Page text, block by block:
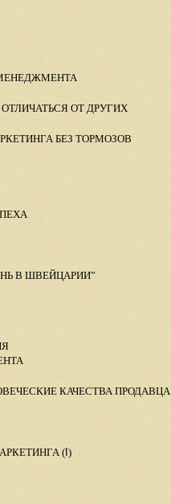
ОТ ДРУГИХ
БЕЗ ТОРМОЗОВ
В ШВЕЙЦАРИИ”
КАЧЕСТВА ПРОДАВЦА
( )